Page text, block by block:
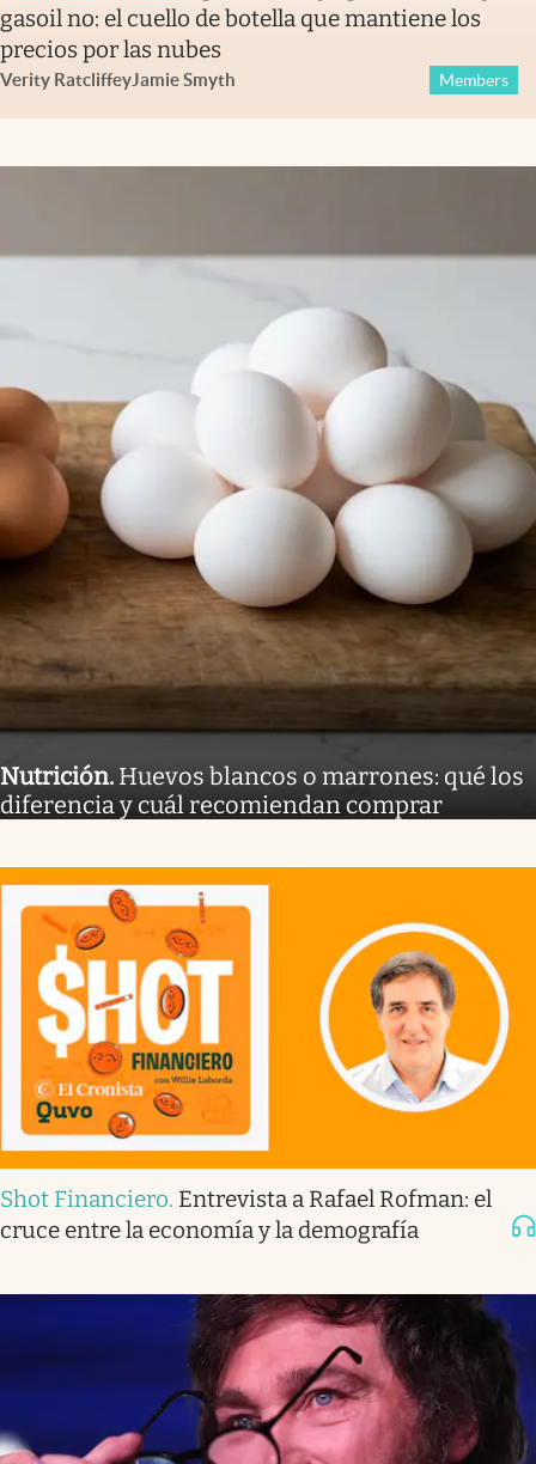
gasoil no: el cuello de botella que mantiene los
precios por las nubes
Verity RatcliffeyJamie Smyth Members
Nutrición. Huevos blancos o marrones: qué los
diferencia y cuál recomiendan comprar
Shot Financiero. Entrevista a Rafael Rofman: el
cruce entre la economía y la demografía